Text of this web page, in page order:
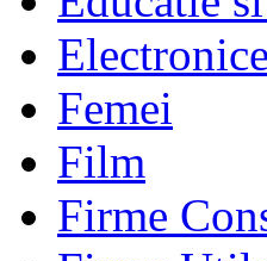
Electronice
Femei
Film
Firme